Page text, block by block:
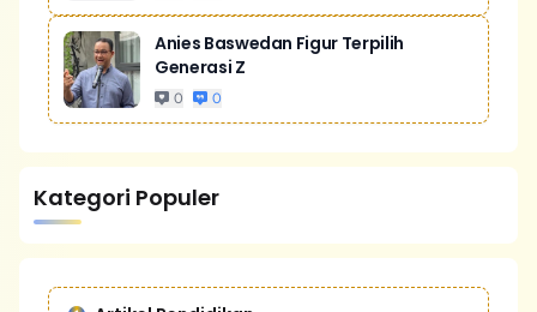
Anies Baswedan Figur Terpilih
Generasi Z
0 0
Kategori Populer